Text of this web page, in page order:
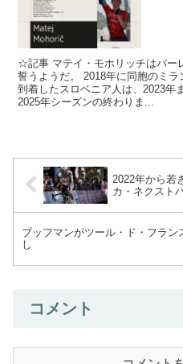
☆記事 マテイ・モホリッチはバー
誓うようだ。 2018年に同胞のミ
到着したスロベニア人は、2023年
2025年シーズンの終わりま...
2022年から若
カ・ネクスト
ブッフマンがツール・ド・フラン
し
コメント